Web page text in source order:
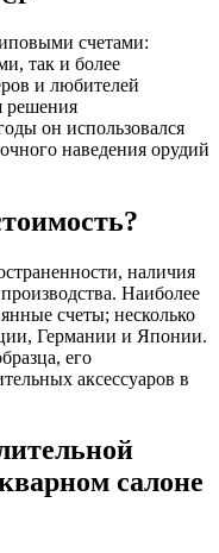
счетами:
так и более
и любителей
решения
он использовался
наведения орудий
наличия
Наиболее
счеты; несколько
Германии и Японии.
его
аксессуаров в
салоне